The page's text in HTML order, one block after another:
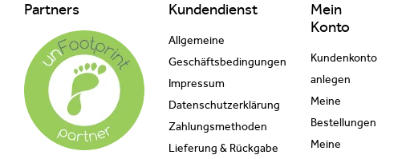
Partners Kundendienst
Allgemeine
Geschäftsbedingungen
Impressum
Datenschutzerklärung
Zahlungsmethoden
Lieferung & Rückgabe
Mein
Konto
Kundenkonto
anlegen
Meine
Bestellungen
Meine